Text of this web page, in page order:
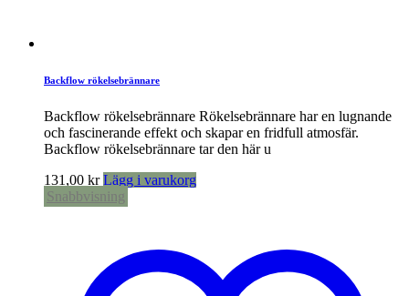
Backflow rökelsebrännare
Backflow rökelsebrännare Rökelsebrännare har en lugnande
och fascinerande effekt och skapar en fridfull atmosfär.
Backflow rökelsebrännare tar den här u
131,00 kr Lägg i varukorg
Snabbvisning